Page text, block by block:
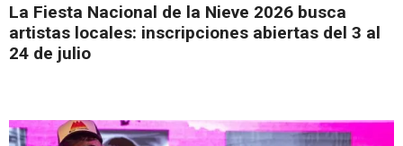
La Fiesta Nacional de la Nieve 2026 busca
artistas locales: inscripciones abiertas del 3 al
24 de julio